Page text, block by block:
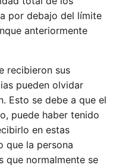
por debajo del límite
anteriormente
recibieron sus
pueden olvidar
Esto se debe a que el
puede haber tenido
en estas
que la persona
que normalmente se